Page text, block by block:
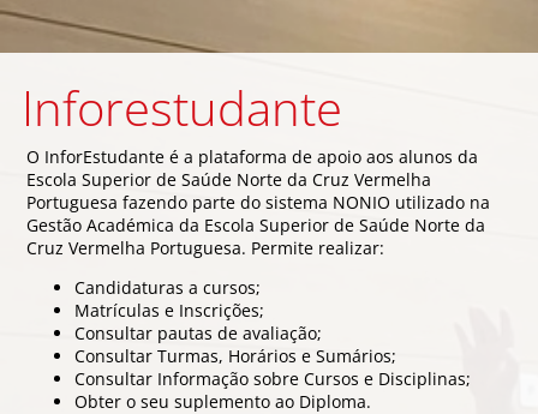
Inforestudante
O InforEstudante é a plataforma de apoio aos alunos da
Escola Superior de Saúde Norte da Cruz Vermelha
Portuguesa fazendo parte do sistema NONIO utilizado na
Gestão Académica da Escola Superior de Saúde Norte da
Cruz Vermelha Portuguesa. Permite realizar:
Candidaturas a cursos;
Matrículas e Inscrições;
Consultar pautas de avaliação;
Consultar Turmas, Horários e Sumários;
Consultar Informação sobre Cursos e Disciplinas;
Obter o seu suplemento ao Diploma.